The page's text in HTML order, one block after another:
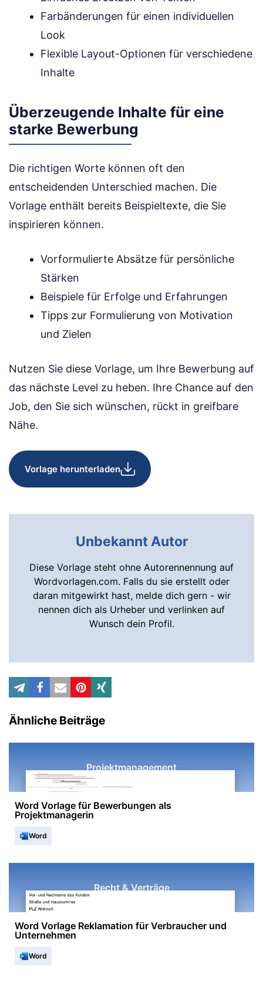
Farbänderungen für einen individuellen
Look
Flexible Layout-Optionen für verschiedene
Inhalte
Überzeugende Inhalte für eine
starke Bewerbung
Die richtigen Worte können oft den
entscheidenden Unterschied machen. Die
Vorlage enthält bereits Beispieltexte, die Sie
inspirieren können.
Vorformulierte Absätze für persönliche
Stärken
Beispiele für Erfolge und Erfahrungen
Tipps zur Formulierung von Motivation
und Zielen
Nutzen Sie diese Vorlage, um Ihre Bewerbung auf
das nächste Level zu heben. Ihre Chance auf den
Job, den Sie sich wünschen, rückt in greifbare
Nähe.
Vorlage herunterladen
Unbekannt Autor
Diese Vorlage steht ohne Autorennennung auf
Wordvorlagen.com. Falls du sie erstellt oder
daran mitgewirkt hast, melde dich gern - wir
nennen dich als Urheber und verlinken auf
Wunsch dein Profil.
Ähnliche Beiträge
Projektmanagement
Word Vorlage für Bewerbungen als
Projektmanagerin
Word
Recht & Verträge
Word Vorlage Reklamation für Verbraucher und
Unternehmen
Word